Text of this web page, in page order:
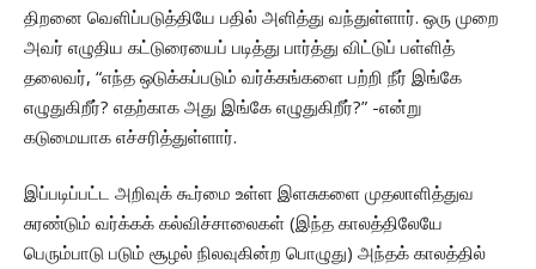
திறனை வெளிப்படுத்தியே பதில் அளித்து வந்துள்ளார். ஒரு முறை
அவர் எழுதிய கட்டுரையைப் படித்து பார்த்து விட்டுப் பள்ளித்
தலைவர், “எந்த ஒடுக்கப்படும் வர்க்கங்களை பற்றி நீர் இங்கே
எழுதுகிறீர்? எதற்காக அது இங்கே எழுதுகிறீர்?” -என்று
கடுமையாக எச்சரித்துள்ளார்.
இப்படிப்பட்ட அறிவுக் கூர்மை உள்ள இளசுகளை முதலாளித்துவ
சுரண்டும் வர்க்கக் கல்விச்சாலைகள் (இந்த காலத்திலேயே
பெரும்பாடு படும் சூழல் நிலவுகின்ற பொழுது) அந்தக் காலத்தில்